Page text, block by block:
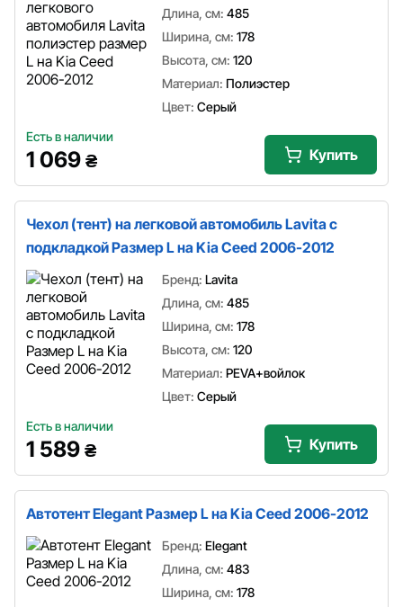
Длина, см: 485
Ширина, см: 178
Высота, см: 120
Материал: Полиэстер
Цвет: Серый
Есть в наличии
1 069 ₴ Купить
Чехол (тент) на легковой автомобиль Lavita с
подкладкой Размер L на Kia Ceed 2006-2012
Бренд: Lavita
Длина, см: 485
Ширина, см: 178
Высота, см: 120
Материал: PEVA+войлок
Цвет: Серый
Есть в наличии
1 589 ₴ Купить
Автотент Elegant Размер L на Kia Ceed 2006-2012
Бренд: Elegant
Длина, см: 483
Ширина, см: 178